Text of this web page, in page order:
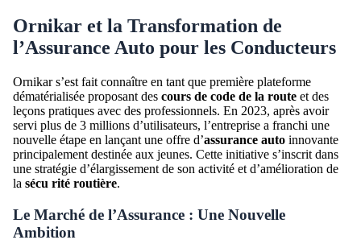
Ornikar et la Transformation de
l’Assurance Auto pour les Conducteurs
Ornikar s’est fait connaître en tant que première plateforme
dématérialisée proposant des cours de code de la route et des
leçons pratiques avec des professionnels. En 2023, après avoir
servi plus de 3 millions d’utilisateurs, l’entreprise a franchi une
nouvelle étape en lançant une offre d’assurance auto innovante
principalement destinée aux jeunes. Cette initiative s’inscrit dans
une stratégie d’élargissement de son activité et d’amélioration de
la sécu rité routière.
Le Marché de l’Assurance : Une Nouvelle
Ambition